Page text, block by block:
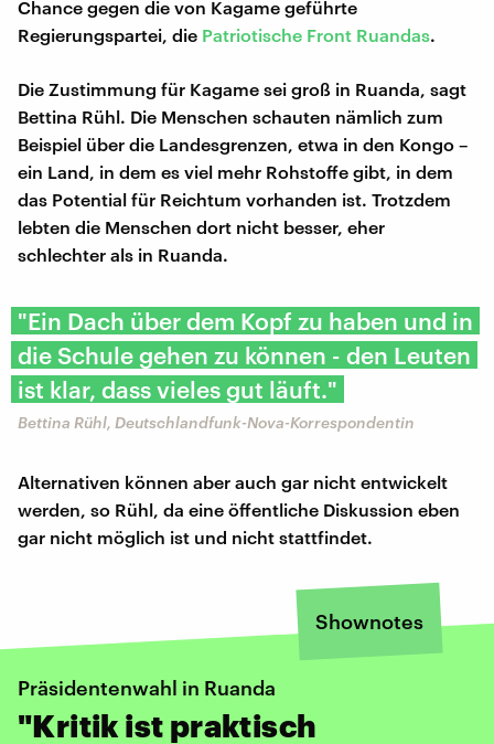
Chance gegen die von Kagame geführte
Regierungspartei, die Patriotische Front Ruandas.
Die Zustimmung für Kagame sei groß in Ruanda, sagt
Bettina Rühl. Die Menschen schauten nämlich zum
Beispiel über die Landesgrenzen, etwa in den Kongo –
ein Land, in dem es viel mehr Rohstoffe gibt, in dem
das Potential für Reichtum vorhanden ist. Trotzdem
lebten die Menschen dort nicht besser, eher
schlechter als in Ruanda.
"Ein Dach über dem Kopf zu haben und in
die Schule gehen zu können - den Leuten
ist klar, dass vieles gut läuft."
Bettina Rühl, Deutschlandfunk-Nova-Korrespondentin
Alternativen können aber auch gar nicht entwickelt
werden, so Rühl, da eine öffentliche Diskussion eben
gar nicht möglich ist und nicht stattfindet.
Shownotes
Präsidentenwahl in Ruanda
"Kritik ist praktisch